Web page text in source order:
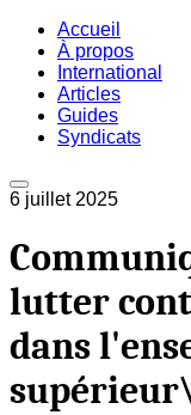
Accueil
À propos
International
Articles
Guides
Syndicats
6 juillet 2025
lutter
dans